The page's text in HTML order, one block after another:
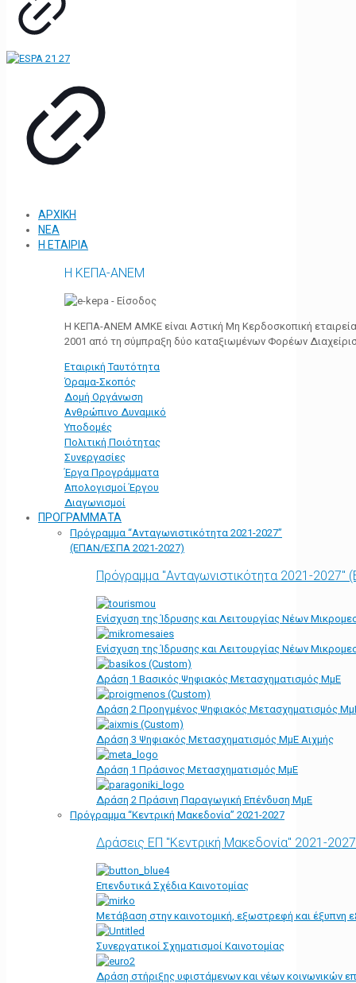
ΑΡΧΙΚΗ
ΝΕΑ
Η ΕΤΑΙΡΙΑ
Η ΚΕΠΑ-ΑΝΕΜ
Η ΚΕΠΑ-ΑΝΕΜ ΑΜΚΕ είναι Αστική Μη Κερδοσκοπική
2001 από τη σύμπραξη δύο καταξιωμένων Φορέων
Εταιρική Ταυτότητα
Όραμα-Σκοπός
Δομή Οργάνωση
Ανθρώπινο Δυναμικό
Υποδομές
Πολιτική Ποιότητας
Συνεργασίες
Έργα Προγράμματα
Απολογισμοί Έργου
Διαγωνισμοί
ΠΡΟΓΡΑΜΜΑΤΑ
Πρόγραμμα “Ανταγωνιστικότητα 2021-2027”
(ΕΠΑΝ/ΕΣΠΑ 2021-2027)
Πρόγραμμα "Ανταγωνιστικότητα 2021-
Ενίσχυση της Ίδρυσης και Λειτουργίας Νέων
Ενίσχυση της Ίδρυσης και Λειτουργίας Νέων
Δράση 1 Βασικός Ψηφιακός Μετασχηματισμός ΜμΕ
Δράση 2 Προηγμένος Ψηφιακός Μετασχηματισμός
Δράση 3 Ψηφιακός Μετασχηματισμός ΜμΕ Αιχμής
Δράση 1 Πράσινος Μετασχηματισμός ΜμΕ
Δράση 2 Πράσινη Παραγωγική Επένδυση ΜμΕ
Πρόγραμμα “Κεντρική Μακεδονία” 2021-2027
Δράσεις ΕΠ "Κεντρική Μακεδονία" 2021-2027
Επενδυτικά Σχέδια Καινοτομίας
Μετάβαση στην καινοτομική, εξωστρεφή και έξυπνη
Συνεργατικοί Σχηματισμοί Καινοτομίας
Δράση στήριξης υφιστάμενων και νέων κοινωνικών